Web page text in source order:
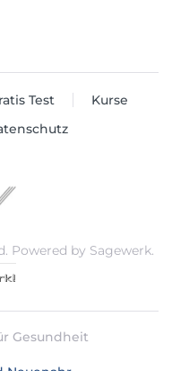
Test
Kurse
Powered by Sagewerk.
Gesundheit